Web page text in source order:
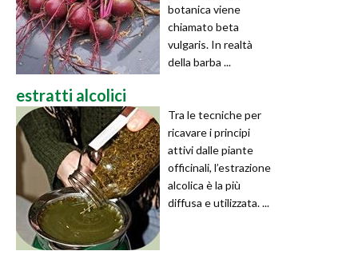
botanica viene
chiamato beta
vulgaris. In realtà
della barba ...
estratti alcolici
Tra le tecniche per
ricavare i principi
attivi dalle piante
officinali, l’estrazione
alcolica è la più
diffusa e utilizzata. ...